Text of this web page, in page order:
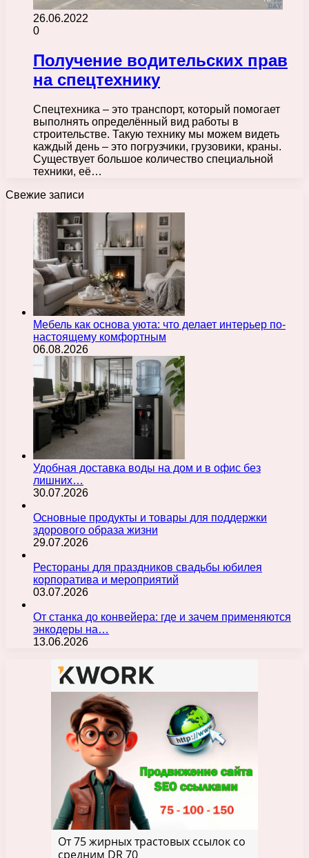
26.06.2022
0
Получение водительских прав
на спецтехнику
Спецтехника – это транспорт, который помогает
выполнять определённый вид работы в
строительстве. Такую технику мы можем видеть
каждый день – это погрузчики, грузовики, краны.
Существует большое количество специальной
техники, её…
Свежие записи
Мебель как основа уюта: что делает интерьер по-
настоящему комфортным
06.08.2026
Удобная доставка воды на дом и в офис без
лишних…
30.07.2026
Основные продукты и товары для поддержки
здорового образа жизни
29.07.2026
Рестораны для праздников свадьбы юбилея
корпоратива и мероприятий
03.07.2026
От станка до конвейера: где и зачем применяются
энкодеры на…
13.06.2026